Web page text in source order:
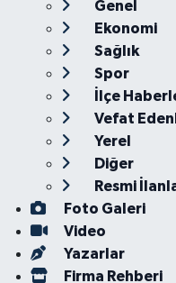
Genel
Ekonomi
Sağlık
Spor
İlçe
Vefat
Yerel
Diğer
Resmi
Foto Galeri
Video
Yazarlar
Firma Rehberi